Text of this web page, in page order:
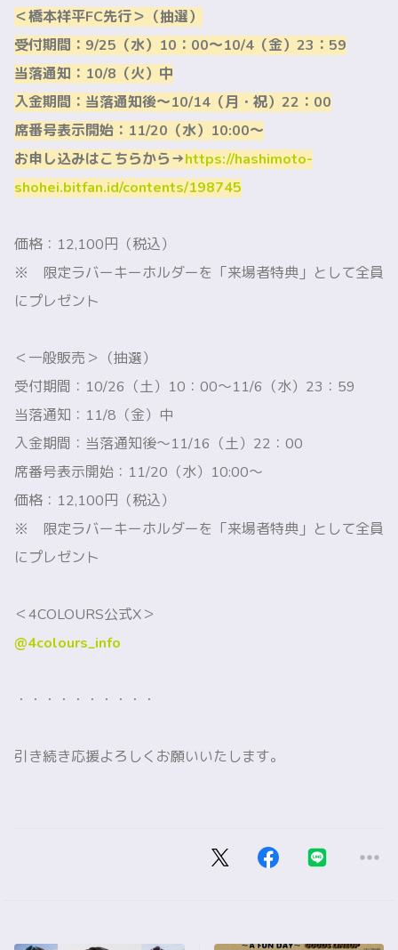
＜橋本祥平FC先行＞（抽選）
受付期間：9/25（水）10：00～10/4（金）23：59
当落通知：10/8（火）中
入金期間：当落通知後～10/14（月・祝）22：00
席番号表示開始：11/20（水）10:00〜
お申し込みはこちらから→https://hashimoto-
shohei.bitfan.id/contents/198745
価格：12,100円（税込）
※ 限定ラバーキーホルダーを「来場者特典」として全員
にプレゼント
＜一般販売＞（抽選）
受付期間：10/26（土）10：00～11/6（水）23：59
当落通知：11/8（金）中
入金期間：当落通知後～11/16（土）22：00
席番号表示開始：11/20（水）10:00〜
価格：12,100円（税込）
※ 限定ラバーキーホルダーを「来場者特典」として全員
にプレゼント
＜4COLOURS公式X＞
@4colours_info
・・・・・・・・・・
引き続き応援よろしくお願いいたします。